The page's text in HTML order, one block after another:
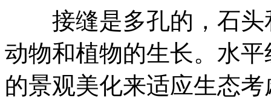
接缝是多孔的，石头
动物和植物的生长。水
的景观美化来适应生态